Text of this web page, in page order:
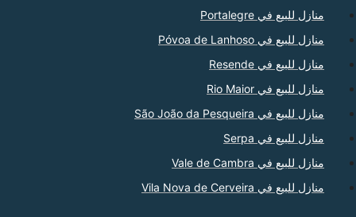
منازل للبيع في Portalegre
منازل للبيع في Póvoa de Lanhoso
منازل للبيع في Resende
منازل للبيع في Rio Maior
منازل للبيع في São João da Pesqueira
منازل للبيع في Serpa
منازل للبيع في Vale de Cambra
منازل للبيع في Vila Nova de Cerveira